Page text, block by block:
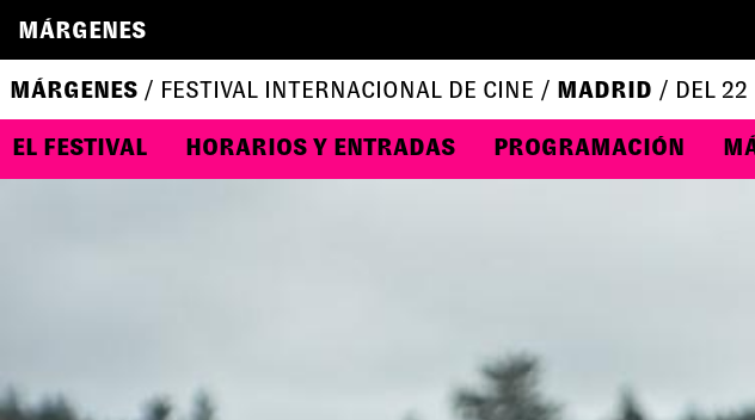
MÁRGENES
MÁRGENES / FESTIVAL INTERNACIONAL DE CINE / MADRID / DEL 22
EL FESTIVAL HORARIOS Y ENTRADAS PROGRAMACIÓN